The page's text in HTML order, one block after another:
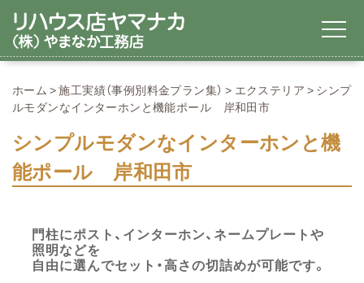
ホーム 施工実績（事例別料金プラン集） エクステリア
シンプ
ルモダンなインターホンと機能ポール 岸和田市
シンプルモダンなインターホンと機
能ポール 岸和田市
門柱にポスト、インターホン、ネームプレートや
照明などを
自由に選んでセット・高さの切詰めが可能です。